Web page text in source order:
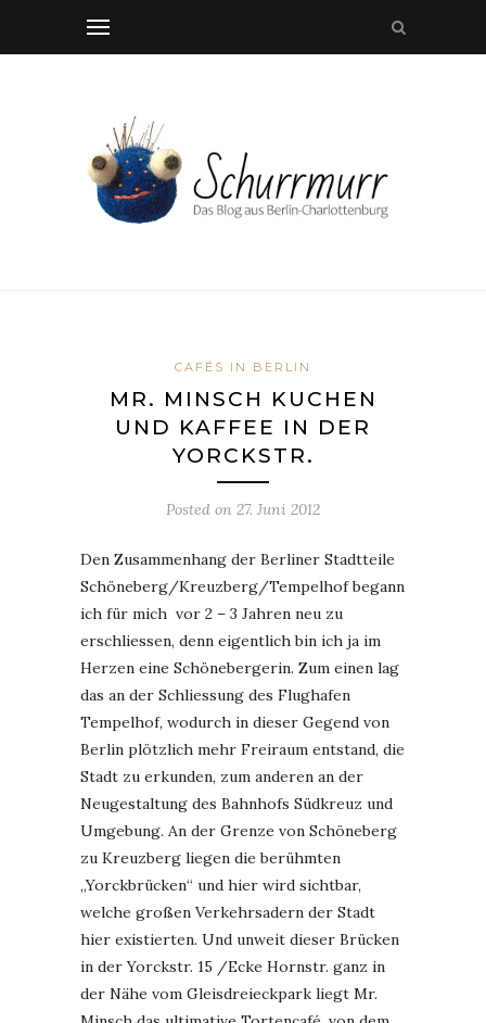
CAFÉS IN BERLIN
MR. MINSCH KUCHEN
UND KAFFEE IN DER
YORCKSTR.
Posted on 27. Juni 2012
Den Zusammenhang der Berliner Stadtteile
Schöneberg/Kreuzberg/Tempelhof begann
ich für mich vor 2 – 3 Jahren neu zu
erschliessen, denn eigentlich bin ich ja im
Herzen eine Schönebergerin. Zum einen lag
das an der Schliessung des Flughafen
Tempelhof, wodurch in dieser Gegend von
Berlin plötzlich mehr Freiraum entstand, die
Stadt zu erkunden, zum anderen an der
Neugestaltung des Bahnhofs Südkreuz und
Umgebung. An der Grenze von Schöneberg
zu Kreuzberg liegen die berühmten
„Yorckbrücken“ und hier wird sichtbar,
welche großen Verkehrsadern der Stadt
hier existierten. Und unweit dieser Brücken
in der Yorckstr. 15 /Ecke Hornstr. ganz in
der Nähe vom Gleisdreieckpark liegt Mr.